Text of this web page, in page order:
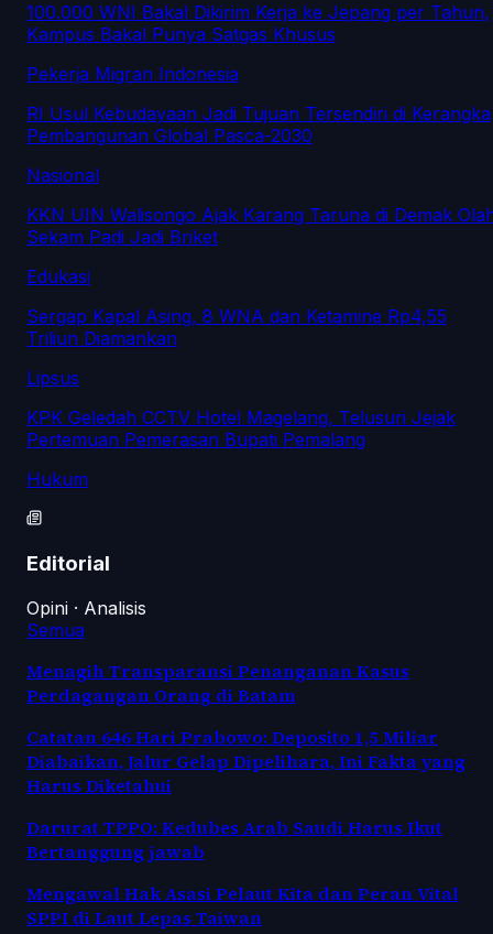
100.000 WNI Bakal Dikirim Kerja ke Jepang per Tahun,
Kampus Bakal Punya Satgas Khusus
Pekerja Migran Indonesia
RI Usul Kebudayaan Jadi Tujuan Tersendiri di Kerangka
Pembangunan Global Pasca-2030
Nasional
KKN UIN Walisongo Ajak Karang Taruna di Demak
Sekam Padi Jadi Briket
Edukasi
Sergap Kapal Asing, 8 WNA dan Ketamine Rp4,55
Triliun Diamankan
Lipsus
KPK Geledah CCTV Hotel Magelang, Telusuri Jejak
Pertemuan Pemerasan Bupati Pemalang
Hukum
Editorial
Opini · Analisis
Semua
Menagih Transparansi Penanganan Kasus
Perdagangan Orang di Batam
Catatan 646 Hari Prabowo: Deposito 1,5 Miliar
Diabaikan, Jalur Gelap Dipelihara, Ini Fakta yang
Harus Diketahui
Darurat TPPO: Kedubes Arab Saudi Harus Ikut
Bertanggung jawab
Mengawal Hak Asasi Pelaut Kita dan Peran Vital
SPPI di Laut Lepas Taiwan